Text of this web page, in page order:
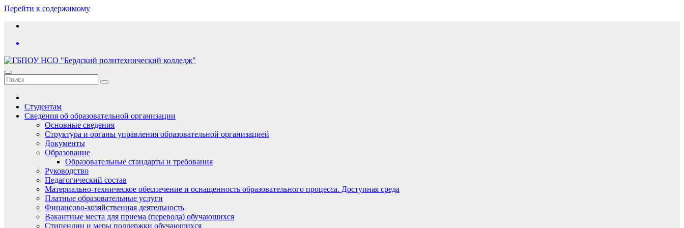
Перейти к содержимому
Студентам
Сведения об образовательной организации
Основные сведения
Структура и органы управления образовательной организацией
Документы
Образование
Образовательные стандарты и требования
Руководство
Педагогический состав
Материально-техническое обеспечение и оснащенность образовательного процесса. Доступная среда
Платные образовательные услуги
Финансово-хозяйственная деятельность
Вакантные места для приема (перевода) обучающихся
Стипендии и меры поддержки обучающихся